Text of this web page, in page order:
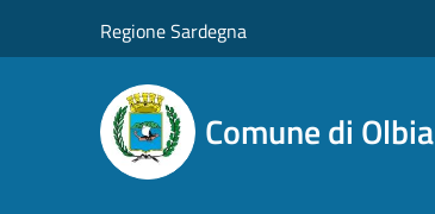
Regione Sardegna
Comune di Olbia